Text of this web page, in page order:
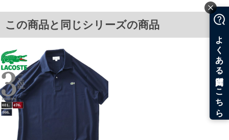
単位はcm
※【返品交換について】
下着(肌着)やワイシャツは商品の性質上、返品交換不可とさせて頂いております。予め
ご了承くださいませ。
※【ボトムの裾上げをご希望の場合】
裾上げ料金は500円+税となります。
備考欄に股下●cmとご記入下さい。（裾上げ無料対象商品は1本につき税込6,000円以
上の品が対象。1本5,999円以下の商品は有料（500円+税）となります。）
出荷まで約1週間～20日間程お時間を頂く場合がございます。
尚、裾上げした商品は返品・交換不可となりますので、予めご了承下さい。
一部、お直しに対応出来ない商品がございます。(例：裾にファスナーや調節ひもが付
いている、極端なデザインが施されている等)
※商品によって若干のサイズの誤差がございます。また、お客様がご使用の環境（コ
この商品と同じシリーズの商品